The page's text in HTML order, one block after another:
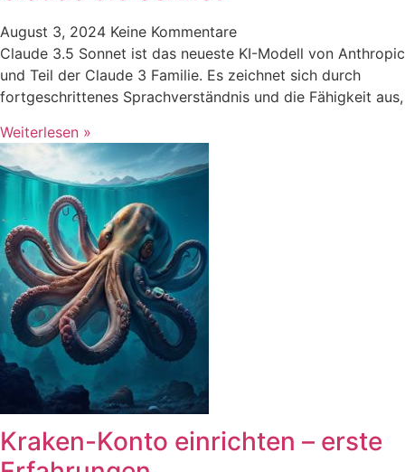
August 3, 2024 Keine Kommentare
Claude 3.5 Sonnet ist das neueste KI-Modell von Anthropic
und Teil der Claude 3 Familie. Es zeichnet sich durch
fortgeschrittenes Sprachverständnis und die Fähigkeit aus,
Weiterlesen »
Kraken-Konto einrichten – erste